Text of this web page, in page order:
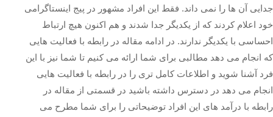
جدایی آن ها را نمی داند. فقط این افراد مشهور در پیج اینستاگرامی
خود اعلام کردند که از یکدیگر جدا شدند و هم اکنون هیچ ارتباط
احساسی با یکدیگر ندارند. در ادامه مقاله در رابطه با فعالیت‌ هایی
که انجام می‌ دهد مطالبی برای شما ارائه می‌ کنیم تا شما نیز با این
فرد آشنا شوید و اطلاعات کامل تری را در رابطه با فعالیت‌ هایی
انجام می‌ دهد در دسترس داشته باشید در قسمتی از مقاله در
رابطه با درآمد های این افراد توضیحاتی را برای شما مطرح می‌